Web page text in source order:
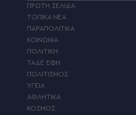
ΠΡΩΤΗ ΣΕΛΙΔΑ
ΤΟΠΙΚΑ ΝΕΑ
ΠΑΡΑΠΟΛΙΤΙΚΑ
ΚΟΙΝΩΝΙΑ
ΠΟΛΙΤΙΚΗ
ΤΑΔΕ ΕΦΗ
ΠΟΛΙΤΙΣΜΟΣ
ΥΓΕΙΑ
ΑΘΛΗΤΙΚΑ
ΚΟΣΜΟΣ